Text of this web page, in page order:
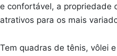
e confortável, a propriedade
atrativos para os mais
Tem quadras de tênis, vôlei